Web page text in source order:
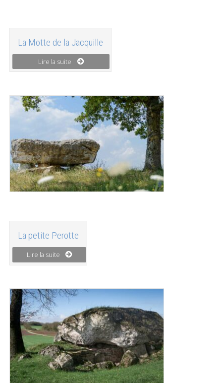
La Motte de la Jacquille
Lire la suite
La petite Perotte
Lire la suite